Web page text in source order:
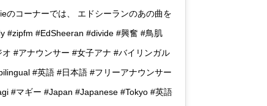
のコーナーでは、 エドシーランのあの曲を
#zipfm #EdSheeran #divide #興奮 #鳥肌
#アナウンサー #女子アナ #バイリンガル
#英語 #日本語 #フリーアナウンサー
#マギー #Japan #Japanese #Tokyo #英語